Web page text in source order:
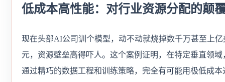
低成本高性能：对行业资源分配的颠
现在头部AI公司训个模型，动不动就烧掉数千万甚至上亿
元，资源壁垒高得吓人。这个案例证明，在特定垂直领域
通过精巧的数据工程和训练策略，完全有可能用极低成本